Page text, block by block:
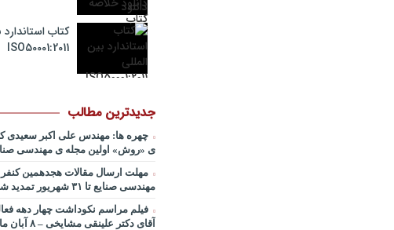
قراردادها در تدوین سیستمهای
جایزه نوبل اقتصاد/ بخش دوم / دکتر
قدوسی+دانلود فایل صوتی
پادکست کنفرانس مدیریت:
قراردادها در تدوین سیستمهای
پادکست سخنرانی دکتر بهرخ
خصوص مدیریت و اقتصاد در فضا
روی ماه و مریخ
پادکست/ سخنان دکتر سعید
مدیریت دارایی های فیزیکی
چطور در سازمان ها آینده پژوهی
شروع کنیم؟ برنامه چه باید باشد؟! /
کتاب
ISO50001:2011
جدیدترین مطالب
چهره ها: مهندس علی اکبر سعیدی
ی «روش» اولین مجله ی مهندسی
مهلت ارسال مقالات هجدهمین
مهندسی صنایع تا ۳۱ شهریور تمدید شد.
فیلم مراسم نکوداشت چهار دهه
آقای دکتر علینقی مشایخی – ۸ آبان ماه ۹۹